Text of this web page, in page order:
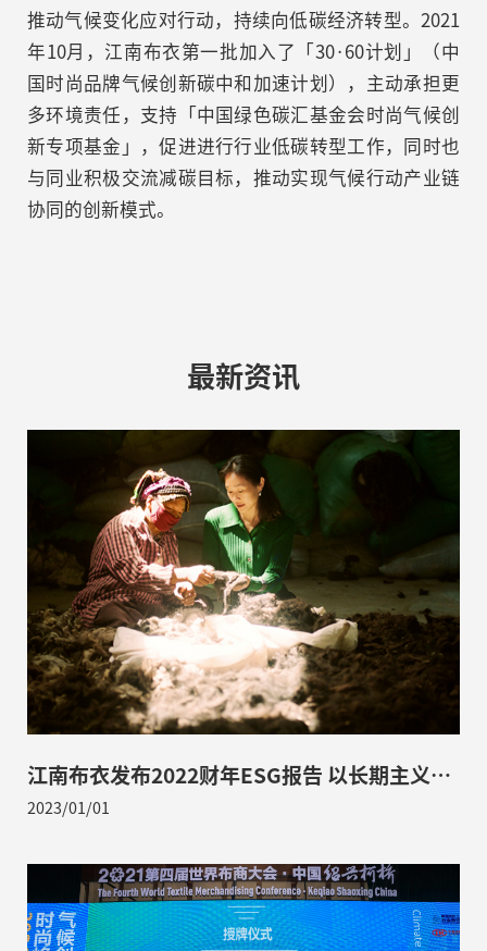
推动气候变化应对行动，持续向低碳经济转型。2021
年10月，江南布衣第一批加入了「30·60计划」（中
国时尚品牌气候创新碳中和加速计划），主动承担更
多环境责任，支持「中国绿色碳汇基金会时尚气候创
新专项基金」，促进进行行业低碳转型工作，同时也
与同业积极交流减碳目标，推动实现气候行动产业链
协同的创新模式。
最新资讯
江南布衣发布2022财年ESG报告 以长期主义践
行可持续发展
2023/01/01